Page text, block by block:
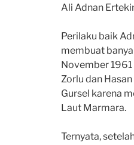
Ali Adnan
Perilaku baik
membuat
November
Zorlu dan
Gursel karena
Laut Marmara.
Ternyata,